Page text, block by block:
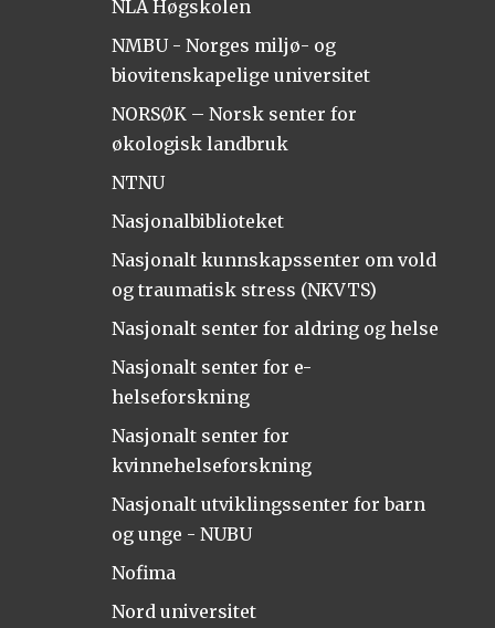
NLA Høgskolen
NMBU - Norges miljø- og
biovitenskapelige universitet
NORSØK – Norsk senter for
økologisk landbruk
NTNU
Nasjonalbiblioteket
Nasjonalt kunnskapssenter om vold
og traumatisk stress (NKVTS)
Nasjonalt senter for aldring og helse
Nasjonalt senter for e-
helseforskning
Nasjonalt senter for
kvinnehelseforskning
Nasjonalt utviklingssenter for barn
og unge - NUBU
Nofima
Nord universitet